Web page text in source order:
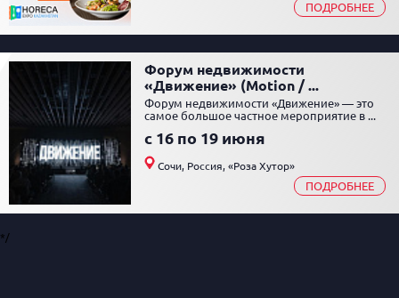
ПОДРОБНЕЕ
Форум недвижимости
«Движение» (Motion / ...
Форум недвижимости «Движение» — это
самое большое частное мероприятие в ...
c 16 по 19 июня
Сочи, Россия, «Роза Хутор»
ПОДРОБНЕЕ
*/